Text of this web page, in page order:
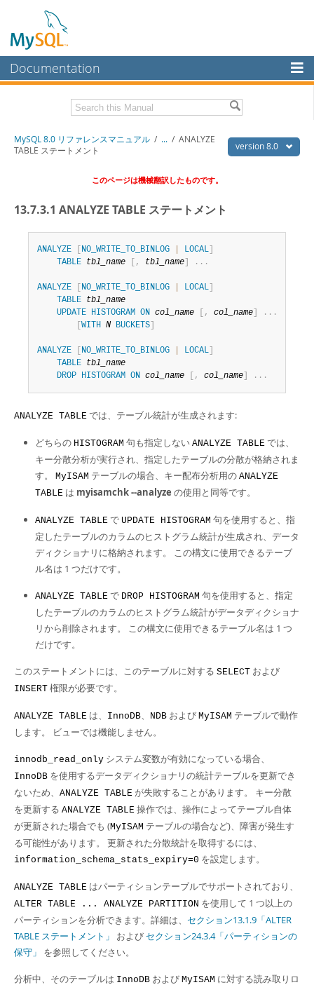
Documentation
MySQL Enterprise
Workbench
More
MySQL.com
Downloads
Developer Zone
Download this Manual version 8.0
MySQL 8.0 リファレンスマニュアル / ... / ANALYZE
TABLE ステートメント
このページは機械翻訳したものです。
13.7.3.1 ANALYZE TABLE ステートメント
ANALYZE NO_WRITE_TO_BINLOG LOCAL
TABLE tbl_name , tbl_name . . .
ANALYZE NO_WRITE_TO_BINLOG LOCAL
TABLE tbl_name
UPDATE HISTOGRAM ON col_name , col_name . . .
WITH N BUCKETS
ANALYZE NO_WRITE_TO_BINLOG LOCAL
TABLE tbl_name
DROP HISTOGRAM ON col_name , col_name . . .
ANALYZE TABLE では、テーブル統計が生成されます:
どちらの HISTOGRAM 句も指定しない ANALYZE TABLE では、
キー分散分析が実行され、指定したテーブルの分散が格納されま
す。 MyISAM テーブルの場合、キー配布分析用の ANALYZE
TABLE は myisamchk --analyze の使用と同等です。
ANALYZE TABLE で UPDATE HISTOGRAM 句を使用すると、指
定したテーブルのカラムのヒストグラム統計が生成され、データ
ディクショナリに格納されます。 この構文に使用できるテーブ
ル名は 1 つだけです。
ANALYZE TABLE で DROP HISTOGRAM 句を使用すると、指定
したテーブルのカラムのヒストグラム統計がデータディクショナ
リから削除されます。 この構文に使用できるテーブル名は 1 つ
だけです。
このステートメントには、このテーブルに対する SELECT および
INSERT 権限が必要です。
ANALYZE TABLE は、 InnoDB、 NDB および MyISAM テーブルで動作
します。 ビューでは機能しません。
innodb_read_only システム変数が有効になっている場合、
InnoDB を使用するデータディクショナリの統計テーブルを更新でき
ないため、 ANALYZE TABLE が失敗することがあります。 キー分散
を更新する ANALYZE TABLE 操作では、操作によってテーブル自体
が更新された場合でも (MyISAM テーブルの場合など)、障害が発生す
る可能性があります。 更新された分散統計を取得するには、
information_schema_stats_expiry=0 を設定します。
ANALYZE TABLE はパーティションテーブルでサポートされており、
ALTER TABLE ... ANALYZE PARTITION を使用して 1 つ以上の
パーティションを分析できます。詳細は、 セクション13.1.9「ALTER
TABLE ステートメント」
および セクション24.3.4「パーティションの
保守」
を参照してください。
分析中、そのテーブルは InnoDB および MyISAM に対する読み取りロ